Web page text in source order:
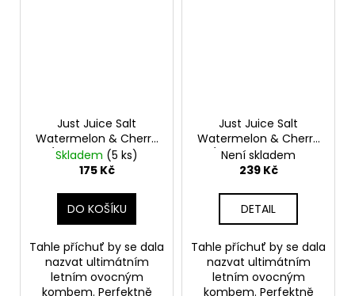
Just Juice Salt
Watermelon & Cherry
(Vodní meloun &
třešeň) 10ml 20mg
Skladem (5 ks)
175 Kč
DO KOŠÍKU
Tahle příchuť by se dala
nazvat ultimátním
letním ovocným
kombem. Perfektně
Just Juice Salt
Watermelon & Cherry
(Vodní meloun &
třešeň) 10ml 11mg
Není skladem
239 Kč
DETAIL
Tahle příchuť by se dala
nazvat ultimátním
letním ovocným
kombem. Perfektně